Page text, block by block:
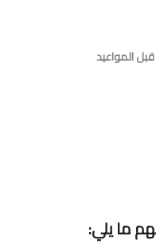
المواعيد
ما يلي: